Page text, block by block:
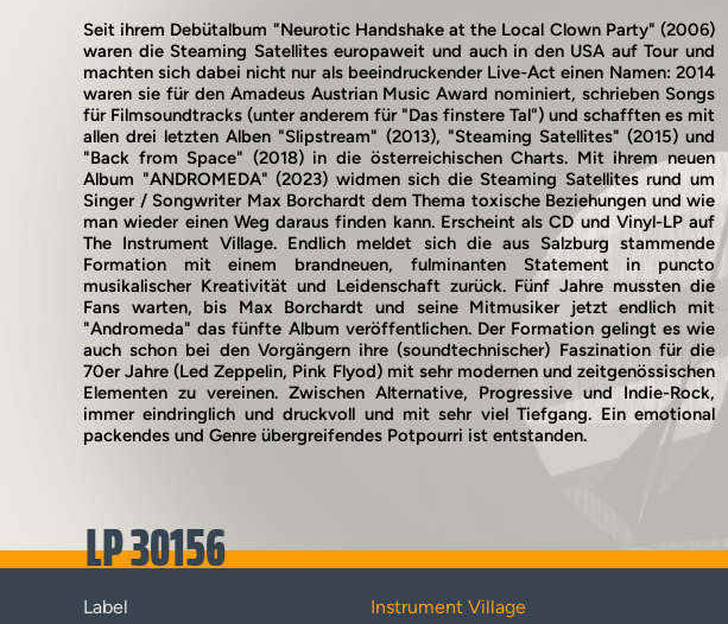
Seit ihrem Debütalbum "Neurotic Handshake at the Local Clown Party" (2006)
waren die Steaming Satellites europaweit und auch in den USA auf Tour und
machten sich dabei nicht nur als beeindruckender Live-Act einen Namen: 2014
waren sie für den Amadeus Austrian Music Award nominiert, schrieben Songs
für Filmsoundtracks (unter anderem für "Das finstere Tal") und schafften es mit
allen drei letzten Alben "Slipstream" (2013), "Steaming Satellites" (2015) und
"Back from Space" (2018) in die österreichischen Charts. Mit ihrem neuen
Album "ANDROMEDA" (2023) widmen sich die Steaming Satellites rund um
Singer / Songwriter Max Borchardt dem Thema toxische Beziehungen und wie
man wieder einen Weg daraus finden kann. Erscheint als CD und Vinyl-LP auf
The Instrument Village. Endlich meldet sich die aus Salzburg stammende
Formation mit einem brandneuen, fulminanten Statement in puncto
musikalischer Kreativität und Leidenschaft zurück. Fünf Jahre mussten die
Fans warten, bis Max Borchardt und seine Mitmusiker jetzt endlich mit
"Andromeda" das fünfte Album veröffentlichen. Der Formation gelingt es wie
auch schon bei den Vorgängern ihre (soundtechnischer) Faszination für die
70er Jahre (Led Zeppelin, Pink Flyod) mit sehr modernen und zeitgenössischen
Elementen zu vereinen. Zwischen Alternative, Progressive und Indie-Rock,
immer eindringlich und druckvoll und mit sehr viel Tiefgang. Ein emotional
packendes und Genre übergreifendes Potpourri ist entstanden.
LP 30156
Label
Instrument Village